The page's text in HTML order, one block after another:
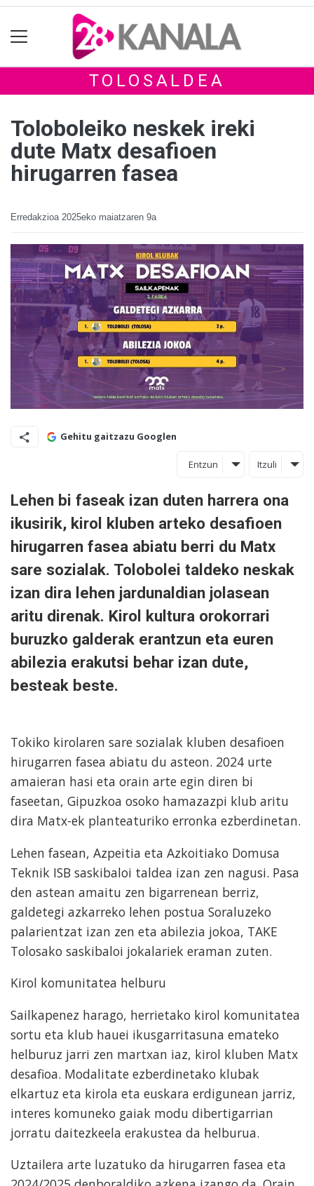
TOLOSALDEA
Toloboleiko neskek ireki
dute Matx desafioen
hirugarren fasea
Erredakzioa 2025eko maiatzaren 9a
Gehitu gaitzazu Googlen
Entzun Itzuli
Lehen bi faseak izan duten harrera ona
ikusirik, kirol kluben arteko desafioen
hirugarren fasea abiatu berri du Matx
sare sozialak. Tolobolei taldeko neskak
izan dira lehen jardunaldian jolasean
aritu direnak. Kirol kultura orokorrari
buruzko galderak erantzun eta euren
abilezia erakutsi behar izan dute,
besteak beste.
Tokiko kirolaren sare sozialak kluben desafioen
hirugarren fasea abiatu du asteon. 2024 urte
amaieran hasi eta orain arte egin diren bi
faseetan, Gipuzkoa osoko hamazazpi klub aritu
dira Matx-ek planteaturiko erronka ezberdinetan.
Lehen fasean, Azpeitia eta Azkoitiako Domusa
Teknik ISB saskibaloi taldea izan zen nagusi. Pasa
den astean amaitu zen bigarrenean berriz,
galdetegi azkarreko lehen postua Soraluzeko
palarientzat izan zen eta abilezia jokoa, TAKE
Tolosako saskibaloi jokalariek eraman zuten.
Kirol komunitatea helburu
Sailkapenez harago, herrietako kirol komunitatea
sortu eta klub hauei ikusgarritasuna emateko
helburuz jarri zen martxan iaz, kirol kluben Matx
desafioa. Modalitate ezberdinetako klubak
elkartuz eta kirola eta euskara erdigunean jarriz,
interes komuneko gaiak modu dibertigarrian
jorratu daitezkeela erakustea da helburua.
Uztailera arte luzatuko da hirugarren fasea eta